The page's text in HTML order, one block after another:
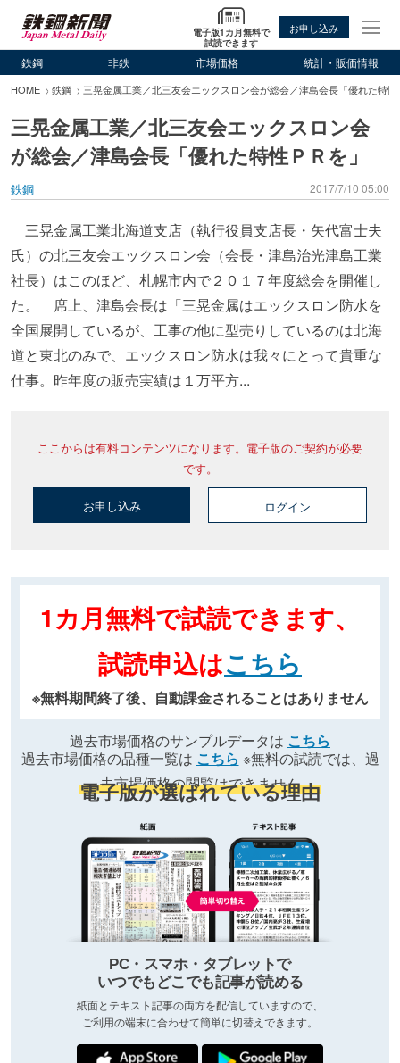
電子版1カ月無料で
試読できます
お申し込み
鉄鋼 非鉄 市場価格 統計・販価情報
HOME 鉄鋼 三晃金属工業／北三友会エックスロン会が総会／津島会長「優れた特
三晃金属工業／北三友会エックスロン会
が総会／津島会長「優れた特性ＰＲを」
鉄鋼 2017/7/10 05:00
三晃金属工業北海道支店（執行役員支店長・矢代富士夫
氏）の北三友会エックスロン会（会長・津島治光津島工業
社長）はこのほど、札幌市内で２０１７年度総会を開催し
た。 席上、津島会長は「三晃金属はエックスロン防水を
全国展開しているが、工事の他に型売りしているのは北海
道と東北のみで、エックスロン防水は我々にとって貴重な
仕事。昨年度の販売実績は１万平方...
ここからは有料コンテンツになります。電子版のご契約が必要
です。
お申し込み ログイン
1カ月無料で試読できます、
試読申込はこちら
※無料期間終了後、自動課金されることはありません
過去市場価格のサンプルデータは こちら
過去市場価格の品種一覧は こちら ※無料の試読では、過
去市場価格の閲覧はできません
電子版が選ばれている理由
PC・スマホ・タブレットで
いつでもどこでも記事が読める
紙面とテキスト記事の両方を配信していますので、
ご利用の端末に合わせて簡単に切替えできます。